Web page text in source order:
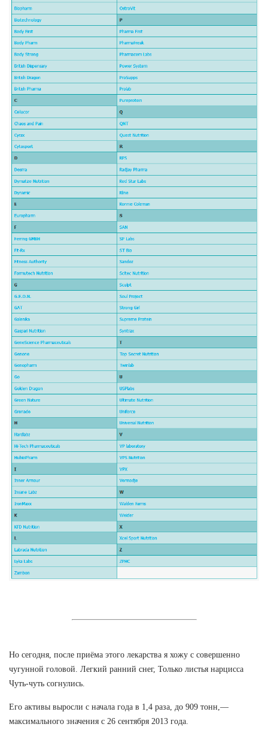
Но сегодня, после приёма этого лекарства я хожу с совершенно
чугунной головой. Легкий ранний снег, Только листья нарцисса
Чуть-чуть согнулись.
Его активы выросли с начала года в 1,4 раза, до 909 тонн,—
максимального значения с 26 сентября 2013 года.